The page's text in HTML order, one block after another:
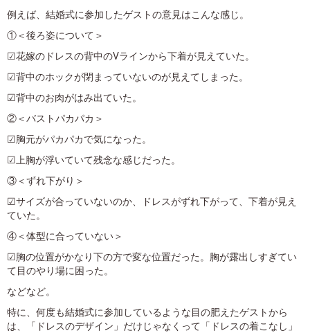
例えば、結婚式に参加したゲストの意見はこんな感じ。
①＜後ろ姿について＞
☑花嫁のドレスの背中のVラインから下着が見えていた。
☑背中のホックが閉まっていないのが見えてしまった。
☑背中のお肉がはみ出ていた。
②＜バストパカパカ＞
☑胸元がパカパカで気になった。
☑上胸が浮いていて残念な感じだった。
③＜ずれ下がり＞
☑サイズが合っていないのか、ドレスがずれ下がって、下着が見え
ていた。
④＜体型に合っていない＞
☑胸の位置がかなり下の方で変な位置だった。胸が露出しすぎてい
て目のやり場に困った。
などなど。
特に、何度も結婚式に参加しているような目の肥えたゲストから
は、「ドレスのデザイン」だけじゃなくって「ドレスの着こなし」